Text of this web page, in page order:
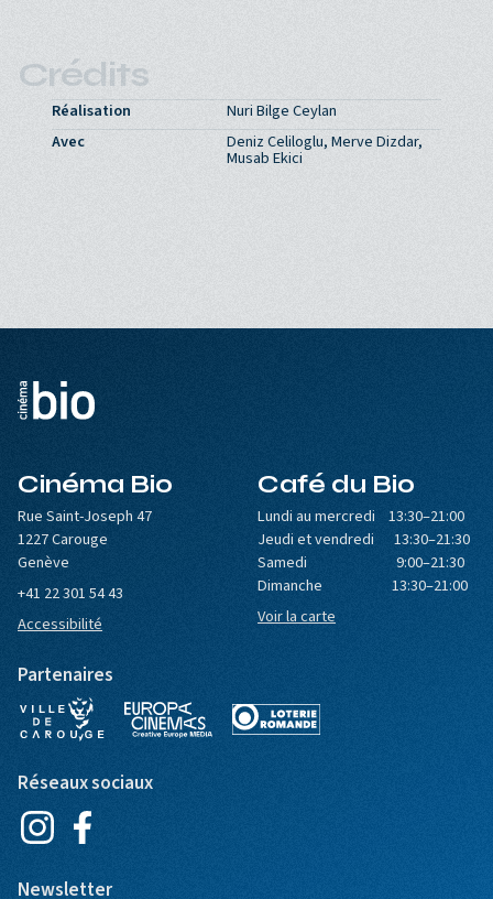
Crédits
Réalisation
Nuri Bilge Ceylan
Avec
Deniz Celiloglu, Merve Dizdar,
Musab Ekici
Cinéma Bio
Rue Saint-Joseph 47
1227 Carouge
Genève
+41 22 301 54 43
Accessibilité
Café du Bio
Lundi au mercredi 13:30–21:00
Jeudi et vendredi 13:30–21:30
Samedi 9:00–21:30
Dimanche 13:30–21:00
Voir la carte
Partenaires
Réseaux sociaux
Newsletter